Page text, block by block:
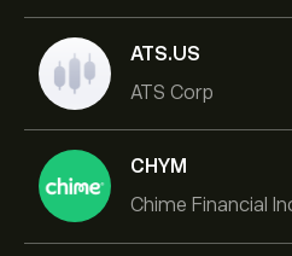
ATS.US
ATS Corp
CHYM
Chime Financial